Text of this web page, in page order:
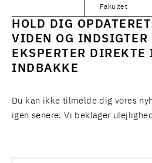
Fakultet
HOLD DIG
VIDEN OG INDSIGTER
EKSPERTER DIREKTE
INDBAKKE
Du kan ikke tilmelde dig vores
igen senere. Vi beklager